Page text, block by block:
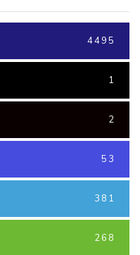
4495
1
2
53
381
268